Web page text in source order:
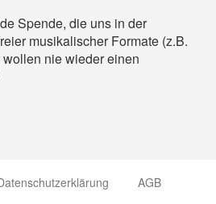
Spende, die uns in der
musikalischer Formate (z.B.
nie wieder einen
AGB